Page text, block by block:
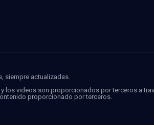
siempre actualizadas.
los videos son proporcionados por terceros a
proporcionado por terceros.